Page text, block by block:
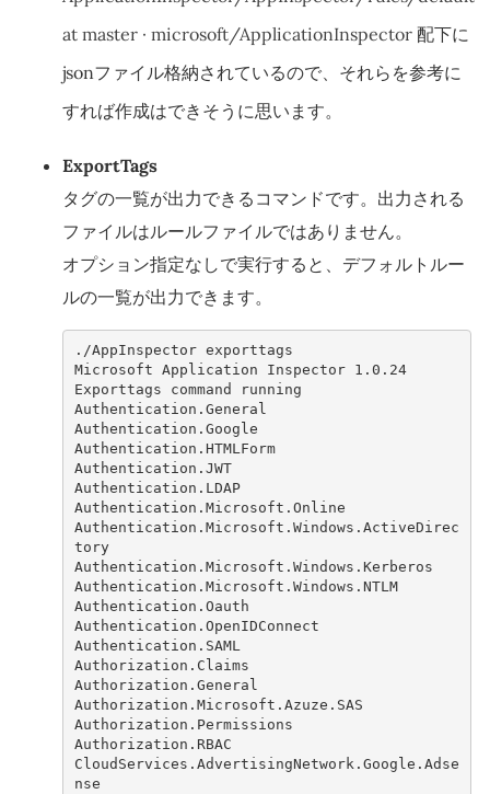
at master · microsoft/ApplicationInspector 配下に
jsonファイル格納されているので、それらを参考に
すれば作成はできそうに思います。
ExportTags
タグの一覧が出力できるコマンドです。出力される
ファイルはルールファイルではありません。
オプション指定なしで実行すると、デフォルトルー
ルの一覧が出力できます。
./AppInspector exporttags
Microsoft Application Inspector 1.0.24
Exporttags command running
Authentication.General
Authentication.Google
Authentication.HTMLForm
Authentication.JWT
Authentication.LDAP
Authentication.Microsoft.Online
Authentication.Microsoft.Windows.ActiveDirec
tory
Authentication.Microsoft.Windows.Kerberos
Authentication.Microsoft.Windows.NTLM
Authentication.Oauth
Authentication.OpenIDConnect
Authentication.SAML
Authorization.Claims
Authorization.General
Authorization.Microsoft.Azuze.SAS
Authorization.Permissions
Authorization.RBAC
CloudServices.AdvertisingNetwork.Google.Adse
nse